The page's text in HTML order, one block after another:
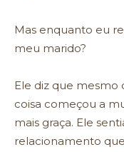
Mas enquanto eu
meu marido?
Ele diz que mesmo
coisa começou a
mais graça. Ele
relacionamento